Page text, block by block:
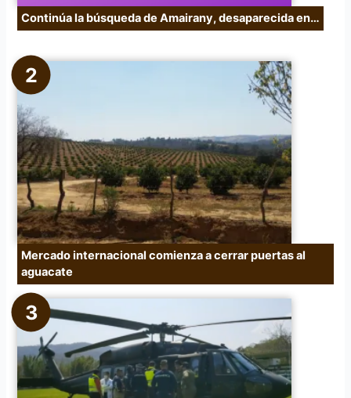
Continúa la búsqueda de Amairany, desaparecida en…
Mercado internacional comienza a cerrar puertas al
aguacate